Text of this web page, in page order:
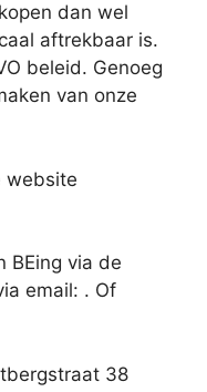
dan wel
aftrekbaar is.
beleid. Genoeg
van onze
website
BEing via de
email: . Of
38